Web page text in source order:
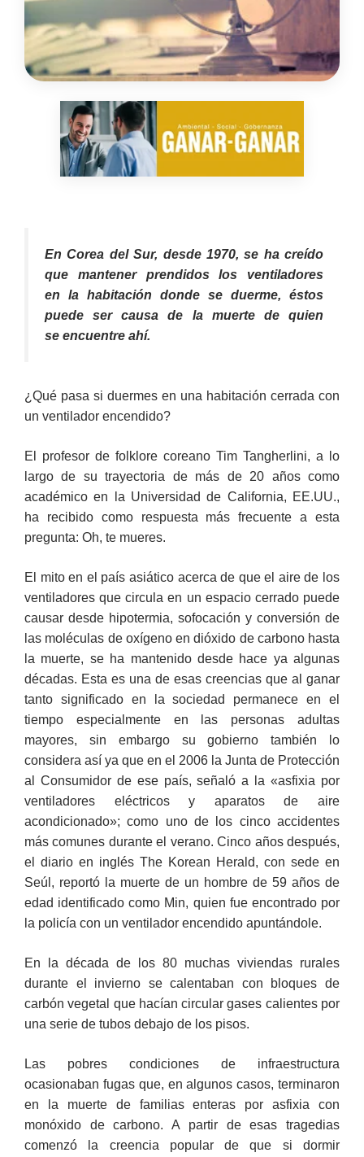
En Corea del Sur, desde 1970, se ha creído
que mantener prendidos los ventiladores
en la habitación donde se duerme, éstos
puede ser causa de la muerte de quien
se encuentre ahí.
¿Qué pasa si duermes en una habitación cerrada con
un ventilador encendido?
El profesor de folklore coreano Tim Tangherlini, a lo
largo de su trayectoria de más de 20 años como
académico en la Universidad de California, EE.UU.,
ha recibido como respuesta más frecuente a esta
pregunta: Oh, te mueres.
El mito en el país asiático acerca de que el aire de los
ventiladores que circula en un espacio cerrado puede
causar desde hipotermia, sofocación y conversión de
las moléculas de oxígeno en dióxido de carbono hasta
la muerte, se ha mantenido desde hace ya algunas
décadas. Esta es una de esas creencias que al ganar
tanto significado en la sociedad permanece en el
tiempo especialmente en las personas adultas
mayores, sin embargo su gobierno también lo
considera así ya que en el 2006 la Junta de Protección
al Consumidor de ese país, señaló a la «asfixia por
ventiladores eléctricos y aparatos de aire
acondicionado»; como uno de los cinco accidentes
más comunes durante el verano. Cinco años después,
el diario en inglés The Korean Herald, con sede en
Seúl, reportó la muerte de un hombre de 59 años de
edad identificado como Min, quien fue encontrado por
la policía con un ventilador encendido apuntándole.
En la década de los 80 muchas viviendas rurales
durante el invierno se calentaban con bloques de
carbón vegetal que hacían circular gases calientes por
una serie de tubos debajo de los pisos.
Las pobres condiciones de infraestructura
ocasionaban fugas que, en algunos casos, terminaron
en la muerte de familias enteras por asfixia con
monóxido de carbono. A partir de esas tragedias
comenzó la creencia popular de que si dormir